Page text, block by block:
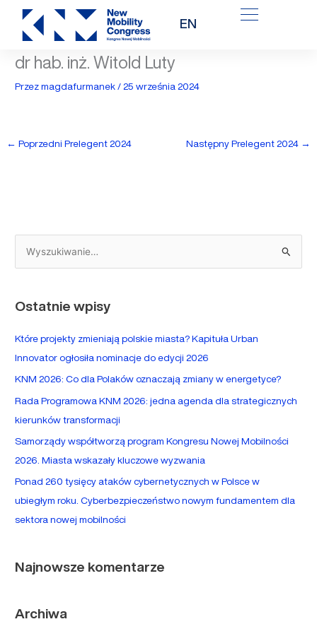
Przejdź
treści
EN
dr hab. inż. Witold Luty
Przezmagdafurmanek/25 września 2024
← Poprzedni Prelegent 2024 Następny Prelegent 2024 →
z
k
l
a
:
Ostatnie wpisy
Które projekty zmieniają polskie miasta? Kapituła Urban
Innovator ogłosiła nominacje do edycji 2026
KNM 2026: Co dla Polaków oznaczają zmiany w energetyce?
Rada Programowa KNM 2026: jedna agenda dla strategicznych
kierunków transformacji
Samorządy współtworzą program Kongresu Nowej Mobilności
2026. Miasta wskazały kluczowe wyzwania
Ponad 260 tysięcy ataków cybernetycznych w Polsce w
ubiegłym roku. Cyberbezpieczeństwo nowym fundamentem dla
sektora nowej mobilności
Najnowsze komentarze
Archiwa